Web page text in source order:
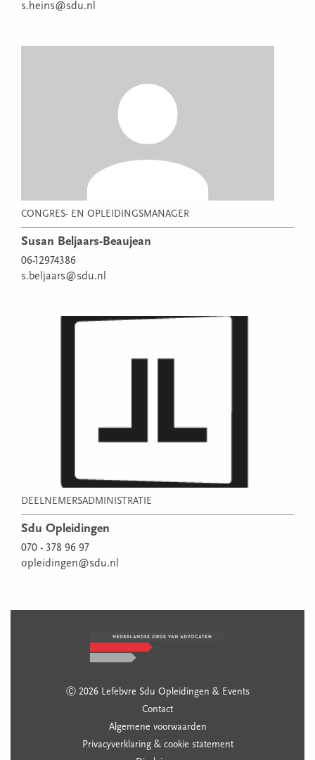
s.heins@sdu.nl
CONGRES- EN OPLEIDINGSMANAGER
Susan Beljaars-Beaujean
06-12974386
s.beljaars@sdu.nl
DEELNEMERSADMINISTRATIE
Sdu Opleidingen
070 - 378 96 97
opleidingen@sdu.nl
Ⓒ 2026 Lefebvre Sdu Opleidingen & Events
Contact
Algemene voorwaarden
Privacyverklaring & cookie statement